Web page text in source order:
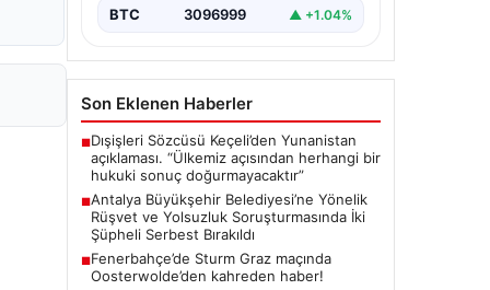
önemli gelişmeler yaşandı.
BTC 3096999 ▲ +1.04%
Son Eklenen Haberler
■Dışişleri Sözcüsü Keçeli’den Yunanistan
açıklaması. “Ülkemiz açısından herhangi bir
hukuki sonuç doğurmayacaktır”
■Antalya Büyükşehir Belediyesi’ne Yönelik
Rüşvet ve Yolsuzluk Soruşturmasında İki
Şüpheli Serbest Bırakıldı
■Fenerbahçe’de Sturm Graz maçında
Oosterwolde’den kahreden haber!